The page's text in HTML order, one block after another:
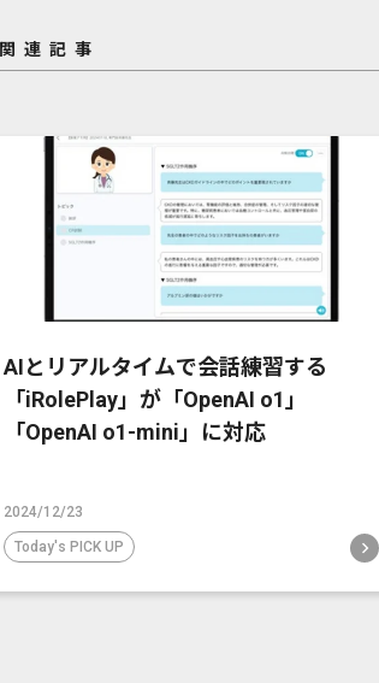
関連記事
AIとリアルタイムで会話練習する
「iRolePlay」が「OpenAI o1」
「OpenAI o1-mini」に対応
2024/12/23
Today's PICK UP